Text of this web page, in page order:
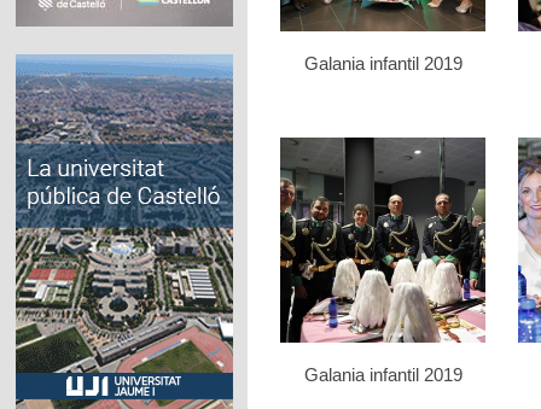
Galania infantil 2019
Galania infantil 2019